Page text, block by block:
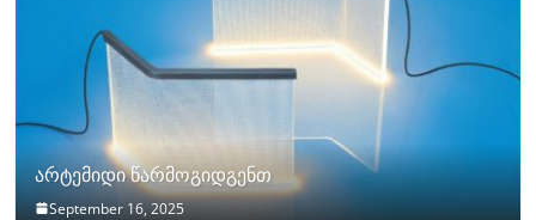
არტემიდი წარმოგიდგენთ
September 16, 2025